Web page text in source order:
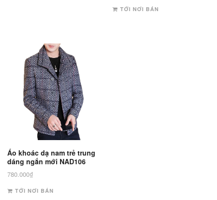
5 saoTỚI NƠI BÁN
Áo khoác dạ nam trẻ trung
dáng ngắn mới NAD106
780.000₫
TỚI NƠI BÁN